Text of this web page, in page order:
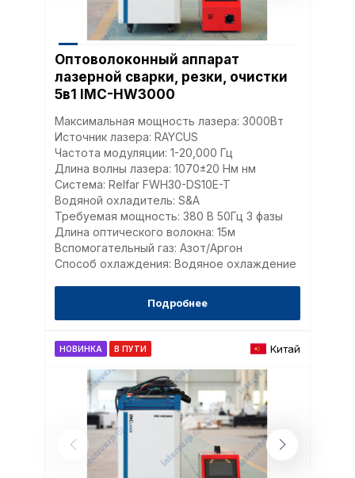
Оптоволоконный аппарат
лазерной сварки, резки, очистки
5в1 IMC-HW3000
Максимальная мощность лазера: 3000Вт
Источник лазера: RAYCUS
Частота модуляции: 1-20,000 Гц
Длина волны лазера: 1070±20 Нм нм
Система: Relfar FWH30-DS10E-T
Водяной охладитель: S&A
Требуемая мощность: 380 В 50Гц 3 фазы
Длина оптического волокна: 15м
Вспомогательный газ: Азот/Аргон
Способ охлаждения: Водяное охлаждение
Подробнее
НОВИНКА В ПУТИ Китай